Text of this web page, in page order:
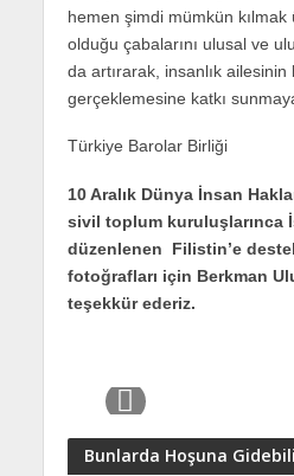
hemen şimdi mümkün
olduğu çabalarını ulusal ve
da artırarak, insanlık
gerçeklemesine katkı
Türkiye Barolar Birliği
10 Aralık Dünya İnsan
sivil toplum kuruluşlarınca
düzenlenen Filistin’e
fotoğrafları için Berkman
teşekkür ederiz.
Bunlarda Hoşuna